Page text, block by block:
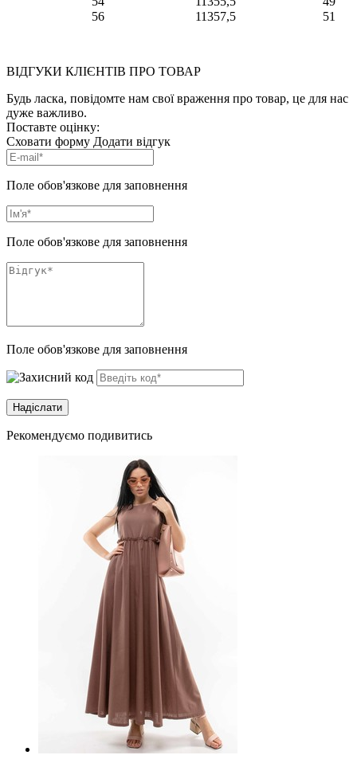
56
11357,5 51
ВІДГУКИ КЛІЄНТІВ ПРО ТОВАР
Будь ласка, повідомте нам свої враження про товар, це для нас
дуже важливо.
Поставте оцінку:
Сховати форму Додати відгук
Поле обов'язкове для заповнення
Поле обов'язкове для заповнення
Поле обов'язкове для заповнення
Рекомендуємо подивитись